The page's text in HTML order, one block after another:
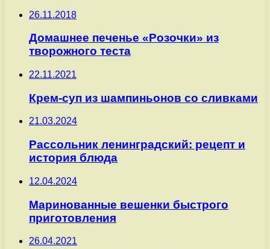
26.11.2018
Домашнее печенье «Розочки» из
творожного теста
22.11.2021
Крем-суп из шампиньонов со сливками
21.03.2024
Рассольник ленинградский: рецепт и
история блюда
12.04.2024
Маринованные вешенки быстрого
приготовления
26.04.2021